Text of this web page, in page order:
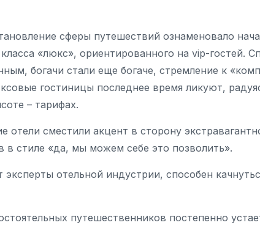
сферы путешествий ознаменовало
«люкс», ориентированного на vip-гостей.
богачи стали еще богаче, стремление к
гостиницы последнее время ликуют,
– тарифах.
отели сместили акцент в сторону
в стиле «да, мы можем себе это позволить».
отельной индустрии, способен
путешественников постепенно